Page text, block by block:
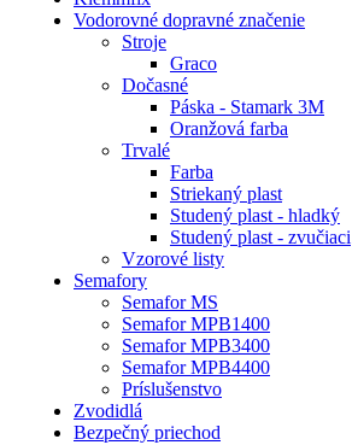
Vodorovné dopravné značenie
Stroje
Graco
Dočasné
Páska - Stamark 3M
Oranžová farba
Trvalé
Farba
Striekaný plast
Studený plast - hladký
Studený plast - zvučiaci
Vzorové listy
Semafory
Semafor MS
Semafor MPB1400
Semafor MPB3400
Semafor MPB4400
Príslušenstvo
Zvodidlá
Bezpečný priechod